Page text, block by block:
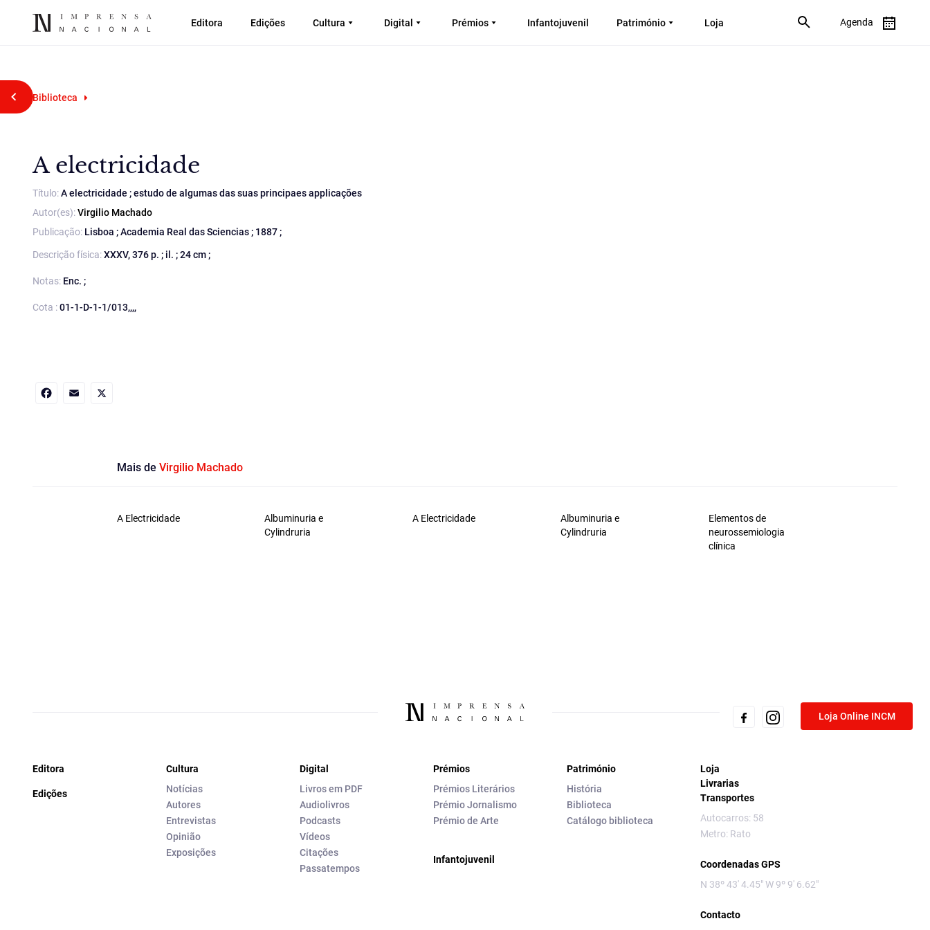
Editora Edições Cultura Digital Prémios Infantojuvenil Património Loja Agenda
Voltar atrás
Biblioteca
A electricidade
Título:A electricidade ; estudo de algumas das suas principaes applicações
Autor(es):Virgilio Machado
Publicação: Lisboa ; Academia Real das Sciencias ; 1887 ;
Descrição física:XXXV, 376 p. ; il. ; 24 cm ;
Notas: Enc. ;
Cota :01-1-D-1-1/013,,,,
Mais de Virgilio Machado
A Electricidade
Albuminuria e
Cylindruria
A Electricidade
Albuminuria e
Cylindruria
Elementos de
neurossemiologia
clínica
Loja Online INCM
Editora
Edições
Cultura
Notícias
Autores
Entrevistas
Opinião
Exposições
Digital
Livros em PDF
Audiolivros
Podcasts
Vídeos
Citações
Passatempos
Prémios
Prémios Literários
Prémio Jornalismo
Prémio de Arte
Infantojuvenil
Património
História
Biblioteca
Catálogo biblioteca
Loja
Livrarias
Transportes
Autocarros: 58
Metro: Rato
Coordenadas GPS
N 38º 43' 4.45" W 9º 9' 6.62"
Contacto